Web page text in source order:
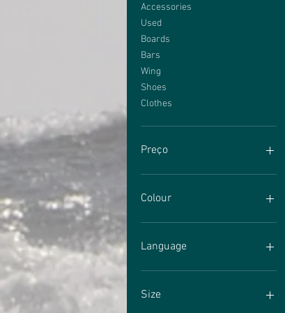
Accessories
Used
Boards
Bars
Wing
Shoes
Clothes
Preço
€ 6
Colour
Language
English
German
Size